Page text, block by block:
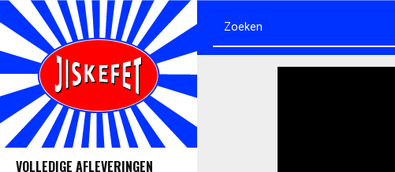
VOLLEDIGE AFLEVERINGEN